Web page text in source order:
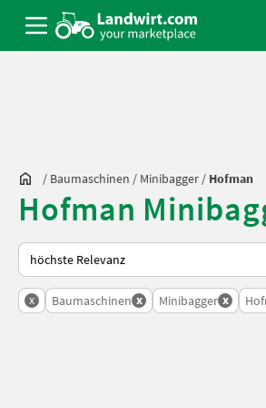
/ Baumaschinen / Minibagger / Hofman
Hofman
So wird auf Landwirt.com sortiert
x Baumaschinen x Minibagger x